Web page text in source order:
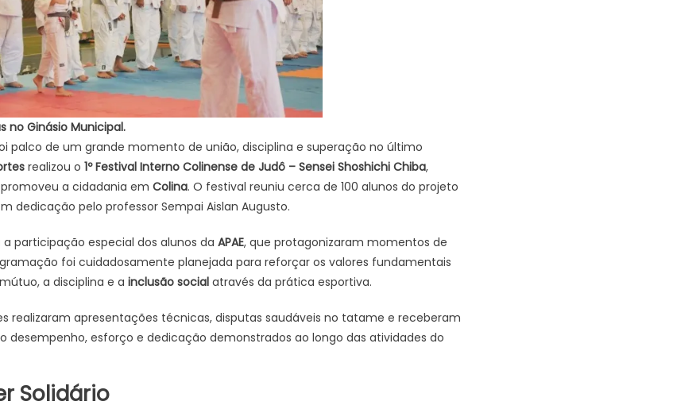
no Ginásio Municipal.
palco de um grande momento de união, disciplina e superação no último
realizou o 1º Festival Interno Colinense de Judô – Sensei Shoshichi Chiba,
a cidadania em Colina. O festival reuniu cerca de 100 alunos do projeto
dedicação pelo professor Sempai Aislan Augusto.
participação especial dos alunos da APAE, que protagonizaram momentos de
foi cuidadosamente planejada para reforçar os valores fundamentais
a disciplina e a inclusão socialatravés da prática esportiva.
realizaram apresentações técnicas, disputas saudáveis no tatame e receberam
esforço e dedicação demonstrados ao longo das atividades do
Solidário